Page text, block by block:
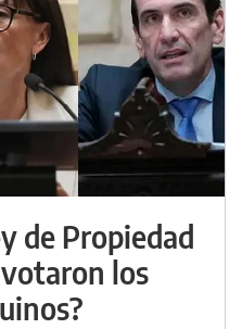
de Propiedad
los